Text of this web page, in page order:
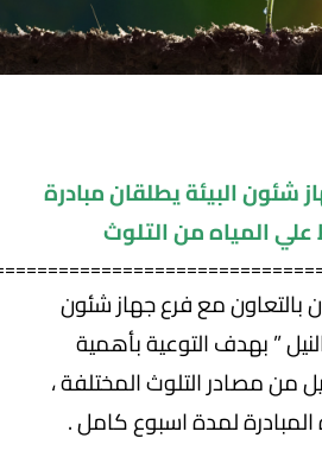
شئون البيئة يطلقان مبادرة
المياه من التلوث
مع فرع جهاز شئون
” بهدف التوعية بأهمية
من مصادر التلوث المختلفة ،
لمدة اسبوع كامل .